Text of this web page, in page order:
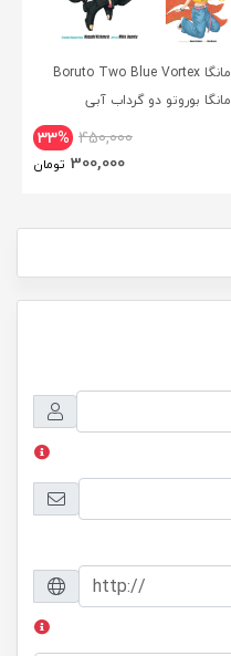
مانگا Boruto Two Blue Vortex
مانگا بوروتو دو گرداب آبی
33% 450,000
300,000 تومان